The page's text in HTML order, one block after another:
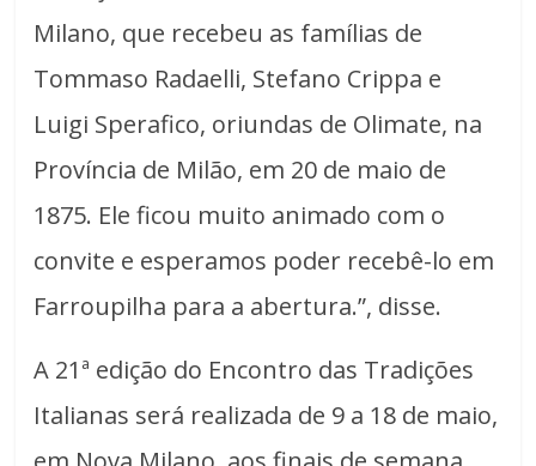
Milano, que recebeu as famílias de
Tommaso Radaelli, Stefano Crippa e
Luigi Sperafico, oriundas de Olimate, na
Província de Milão, em 20 de maio de
1875. Ele ficou muito animado com o
convite e esperamos poder recebê-lo em
Farroupilha para a abertura.”, disse.
A 21ª edição do Encontro das Tradições
Italianas será realizada de 9 a 18 de maio,